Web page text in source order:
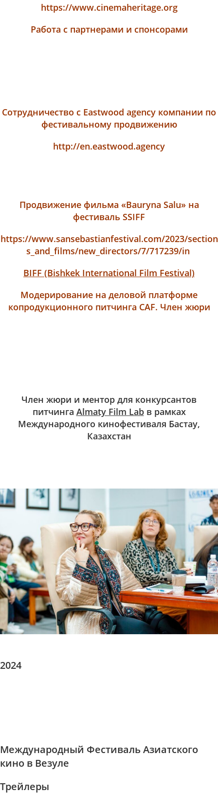
https://www.cinemaheritage.org
Работа с партнерами и спонсорами
Сотрудничество с Eastwood agency компании по
фестивальному продвижению
http://en.eastwood.agency
Продвижение фильма «Bauryna Salu» на
фестиваль SSIFF
https://www.sansebastianfestival.com/2023/section
s_and_films/new_directors/7/717239/in
BIFF (Bishkek International Film Festival)
Модерирование на деловой платформе
копродукционного питчинга CAF. Член жюри
Член жюри и ментор для конкурсантов
питчинга Almaty Film Labв рамках
Международного кинофестиваля Бастау,
Казахстан
2024
Международный Фестиваль Азиатского
кино в Везуле
Трейлеры